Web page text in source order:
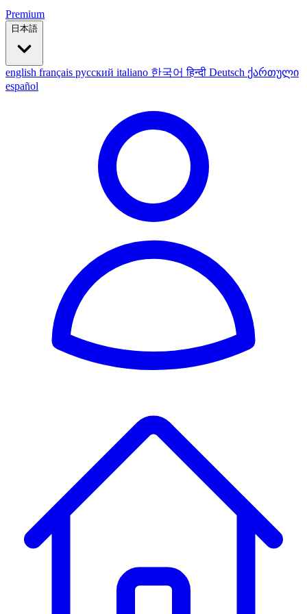
Premium
日本語
english français русский italiano 한국어हिन्दी Deutsch ქართული
español